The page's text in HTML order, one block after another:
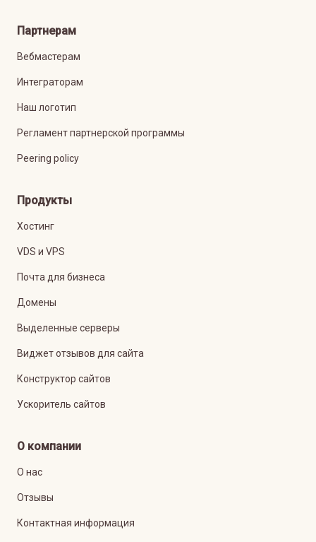
Партнерам
Вебмастерам
Интеграторам
Наш логотип
Регламент партнерской программы
Peering policy
Продукты
Хостинг
VDS и VPS
Почта для бизнеса
Домены
Выделенные серверы
Виджет отзывов для сайта
Конструктор сайтов
Ускоритель сайтов
О компании
О нас
Отзывы
Контактная информация